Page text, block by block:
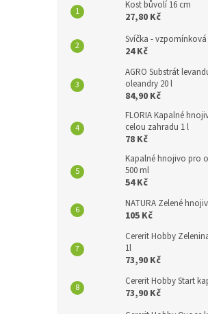
Kost bůvolí 16 cm
27,80 Kč
Svíčka - vzpomínková
24 Kč
AGRO Substrát
oleandry 20 l
84,90 Kč
FLORIA Kapalné
celou zahradu 1 l
78 Kč
Kapalné hnojivo pro
500 ml
54 Kč
NATURA Zelené
105 Kč
Cererit Hobby
1l
73,90 Kč
Cererit Hobby Start
73,90 Kč